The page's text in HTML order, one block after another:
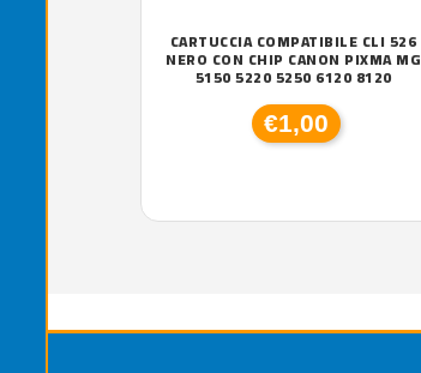
CARTUCCIA COMPATIBILE CLI 526
NERO CON CHIP CANON PIXMA MG
5150 5220 5250 6120 8120
€1,00